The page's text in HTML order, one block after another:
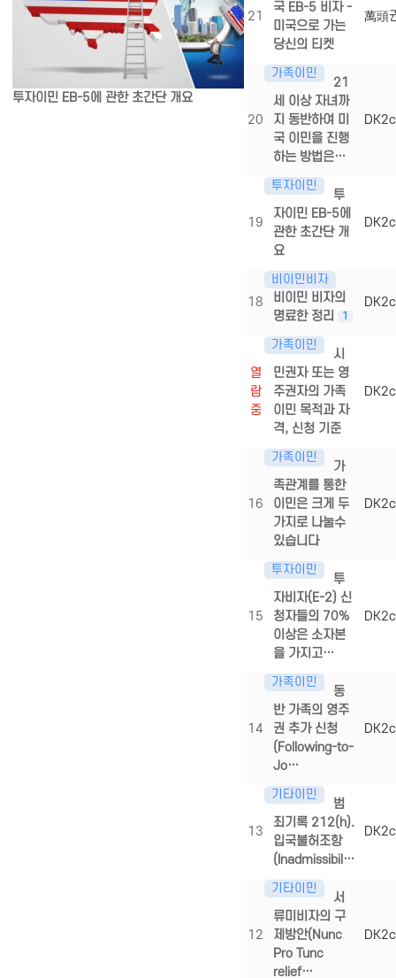
투자이민 EB-5에 관한 초간단 개요
21
국 EB-5 비자 -
미국으로 가는
당신의 티켓
萬頭
20
가족이민
21
세 이상 자녀까
지 동반하여 미
국 이민을 진행
하는 방법은…
19
투자이민
투
자이민 EB-5에
관한 초간단 개
요
18
비이민비자
비이민 비자의
명료한 정리
1
열
람
중
가족이민
시
민권자 또는 영
주권자의 가족
이민 목적과 자
격, 신청 기준
16
가족이민
가
족관계를 통한
이민은 크게 두
가지로 나눌수
있습니다
15
투자이민
투
자비자(E-2) 신
청자들의 70%
이상은 소자본
을 가지고…
14
가족이민
동
반 가족의 영주
권 추가 신청
(Following-to-
Jo…
13
기타이민
범
죄기록 212(h).
입국불허조항
(Inadmissibil…
12
기타이민
서
류미비자의 구
제방안(Nunc
Pro Tunc
relief…